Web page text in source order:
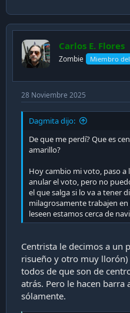
Carlos E. Flores
Zombie Miembro
28 Noviembre 2025
Dagmita dijo:
De que me perdí? Que es
amarillo?
Hoy cambio mi voto, paso a
anular el voto, pero no
el que salga si lo va a tener
milagrosamente trabajen
leseen estamos cerca de
Centrista le decimos a un
risueño y otro muy
todos de que son de
atrás. Pero le hacen barra
sólamente.